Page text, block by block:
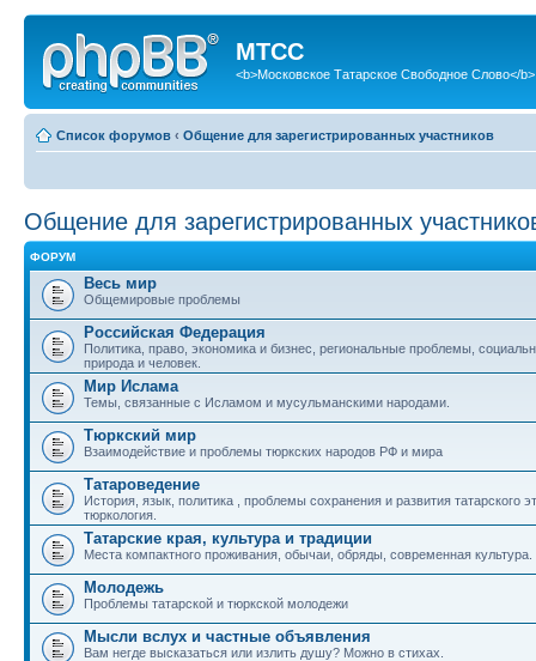
МТСС
<b>Московское Татарское Свободное Слово</b>
Список форумов ‹ Общение для зарегистрированных участников
Общение для зарегистрированных
ФОРУМ
Весь мир
Общемировые проблемы
Российская Федерация
Политика, право, экономика и бизнес, региональные проблемы,
природа и человек.
Мир Ислама
Темы, связанные с Исламом и мусульманскими народами.
Тюркский мир
Взаимодействие и проблемы тюркских народов РФ и мира
Татароведение
История, язык, политика , проблемы сохранения и развития татарского
тюркология.
Татарские края, культура и традиции
Места компактного проживания, обычаи, обряды, современная культура.
Молодежь
Проблемы татарской и тюркской молодежи
Мысли вслух и частные объявления
Вам негде высказаться или излить душу? Можно в стихах.